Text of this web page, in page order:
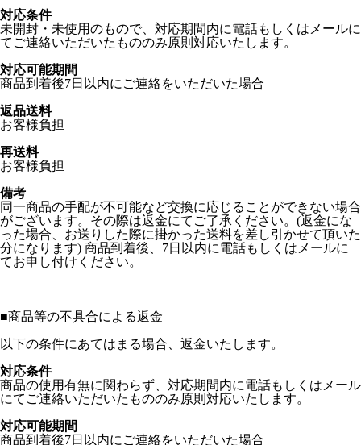
対応条件
未開封・未使用のもので、対応期間内に電話もしくはメールに
てご連絡いただいたもののみ原則対応いたします。
対応可能期間
商品到着後7日以内にご連絡をいただいた場合
返品送料
お客様負担
再送料
お客様負担
備考
同一商品の手配が不可能など交換に応じることができない場合
がございます。その際は返金にてご了承ください。(返金にな
った場合、お送りした際に掛かった送料を差し引かせて頂いた
分になります) 商品到着後、7日以内に電話もしくはメールに
てお申し付けください。
■商品等の不具合による返金
以下の条件にあてはまる場合、返金いたします。
対応条件
商品の使用有無に関わらず、対応期間内に電話もしくはメール
にてご連絡いただいたもののみ原則対応いたします。
対応可能期間
商品到着後7日以内にご連絡をいただいた場合